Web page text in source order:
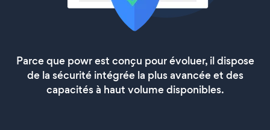
Parce que powr est conçu pour évoluer, il dispose
de la sécurité intégrée la plus avancée et des
capacités à haut volume disponibles.